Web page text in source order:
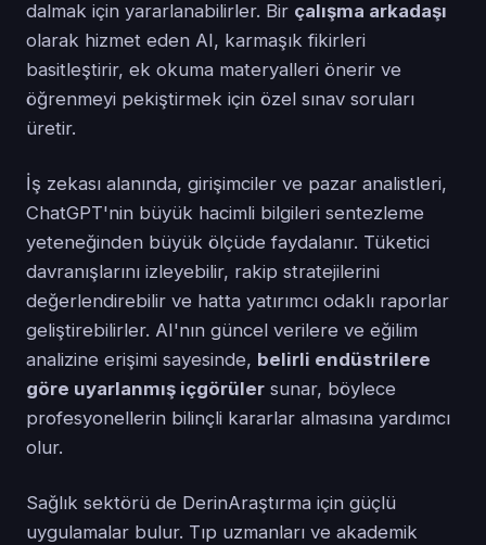
dalmak için yararlanabilirler. Bir çalışma arkadaşı
olarak hizmet eden AI, karmaşık fikirleri
basitleştirir, ek okuma materyalleri önerir ve
öğrenmeyi pekiştirmek için özel sınav soruları
üretir.
İş zekası alanında, girişimciler ve pazar analistleri,
ChatGPT'nin büyük hacimli bilgileri sentezleme
yeteneğinden büyük ölçüde faydalanır. Tüketici
davranışlarını izleyebilir, rakip stratejilerini
değerlendirebilir ve hatta yatırımcı odaklı raporlar
geliştirebilirler. AI'nın güncel verilere ve eğilim
analizine erişimi sayesinde, belirli endüstrilere
göre uyarlanmış içgörüler sunar, böylece
profesyonellerin bilinçli kararlar almasına yardımcı
olur.
Sağlık sektörü de DerinAraştırma için güçlü
uygulamalar bulur. Tıp uzmanları ve akademik